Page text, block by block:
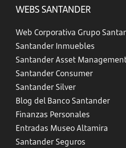
WEBS SANTANDER
Web Corporativa Grupo
Santander Inmuebles
Santander Asset
Santander Consumer
Santander Silver
Blog del Banco Santander
Finanzas Personales
Entradas Museo Altamira
Santander Seguros